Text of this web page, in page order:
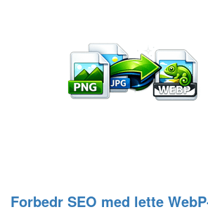
Forbedr SEO med lette